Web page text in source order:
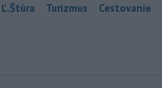
Turizmus Cestovanie